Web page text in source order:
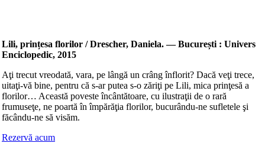
Lili, prințesa florilor / Drescher, Daniela. — București : Univers
Enciclopedic, 2015
Aţi trecut vreodată, vara, pe lângă un crâng înflorit? Dacă veţi trece,
uitaţi-vă bine, pentru că s-ar putea s-o zăriţi pe Lili, mica prinţesă a
florilor… Această poveste încântătoare, cu ilustraţii de o rară
frumuseţe, ne poartă în împărăţia florilor, bucurându-ne sufletele şi
făcându-ne să visăm.
Rezervă acum